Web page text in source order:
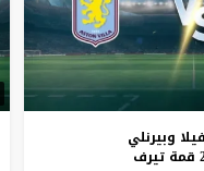
فيلا وبيرنلي
قمة تيرف